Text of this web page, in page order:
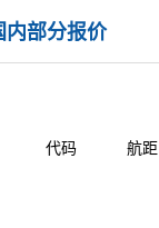
部分报价
代码 航距